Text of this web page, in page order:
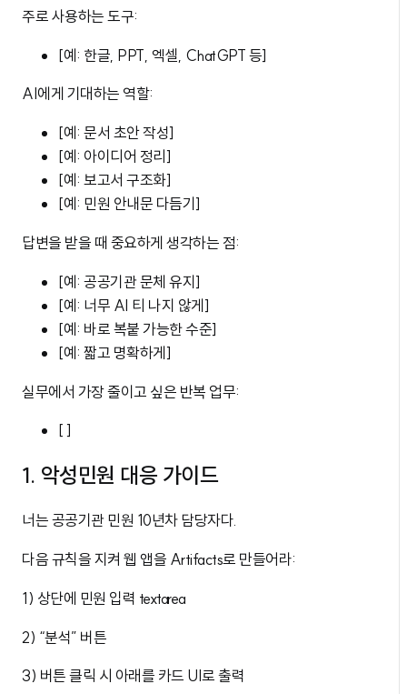
주로 사용하는 도구:
[예: 한글, PPT, 엑셀, ChatGPT 등]
AI에게 기대하는 역할:
[예: 문서 초안 작성]
[예: 아이디어 정리]
[예: 보고서 구조화]
[예: 민원 안내문 다듬기]
답변을 받을 때 중요하게 생각하는 점:
[예: 공공기관 문체 유지]
[예: 너무 AI 티 나지 않게]
[예: 바로 복붙 가능한 수준]
[예: 짧고 명확하게]
실무에서 가장 줄이고 싶은 반복 업무:
[ ]
1. 악성민원 대응 가이드
너는 공공기관 민원 10년차 담당자다.
다음 규칙을 지켜 웹 앱을 Artifacts로 만들어라:
1) 상단에 민원 입력 textarea
2) “분석” 버튼
3) 버튼 클릭 시 아래를 카드 UI로 출력